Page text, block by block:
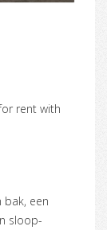
rent with
sloop-